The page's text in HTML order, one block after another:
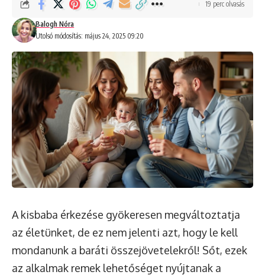
Utolsó módosítás: május 24, 2025 09:20
Balogh Nóra
19 perc olvasás
A kisbaba érkezése gyökeresen megváltoztatja
az életünket, de ez nem jelenti azt, hogy le kell
mondanunk a baráti összejövetelekről! Sőt, ezek
az alkalmak remek lehetőséget nyújtanak a